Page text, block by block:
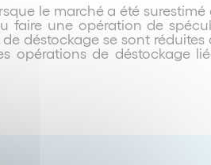
le marché a été surestimé
faire une opération de
déstockage se sont réduites
opérations de déstockage